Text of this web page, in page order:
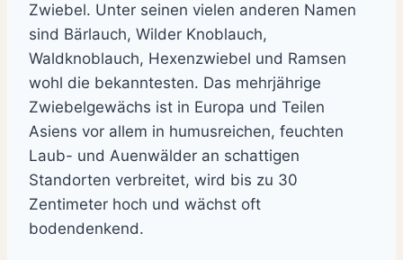
Zwiebel. Unter seinen vielen anderen Namen
sind Bärlauch, Wilder Knoblauch,
Waldknoblauch, Hexenzwiebel und Ramsen
wohl die bekanntesten. Das mehrjährige
Zwiebelgewächs ist in Europa und Teilen
Asiens vor allem in humusreichen, feuchten
Laub- und Auenwälder an schattigen
Standorten verbreitet, wird bis zu 30
Zentimeter hoch und wächst oft
bodendenkend.